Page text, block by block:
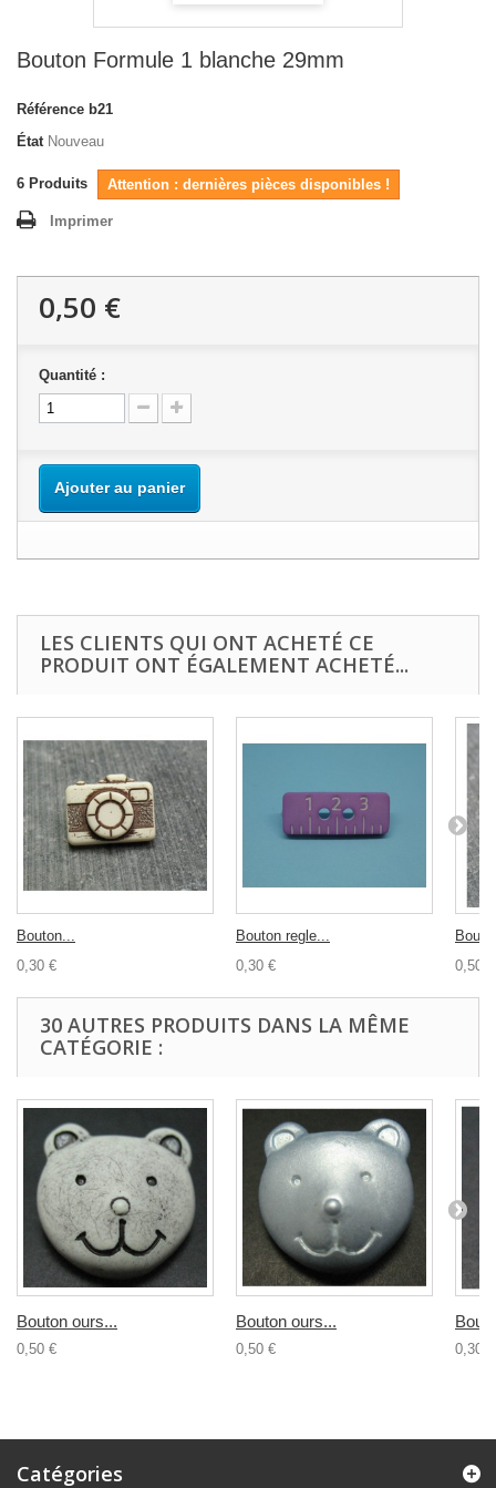
Bouton Formule 1 blanche 29mm
Référence b21
État Nouveau
6 Produits Attention : dernières pièces disponibles !
Imprimer
0,50 €
Quantité :
Ajouter au panier
LES CLIENTS QUI ONT ACHETÉ CE
PRODUIT ONT ÉGALEMENT ACHETÉ...
Bouton...
0,30 €
Bouton regle...
0,30 €
0,50 €
30 AUTRES PRODUITS DANS LA MÊME
CATÉGORIE :
Bouton ours...
0,50 €
Bouton ours...
0,50 € 0,30 €
Catégories